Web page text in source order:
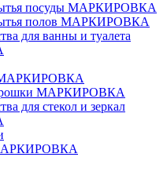
посуды МАРКИРОВКА
полов МАРКИРОВКА
для ванны и туалета
МАРКИРОВКА
МАРКИРОВКА
для стекол и зеркал